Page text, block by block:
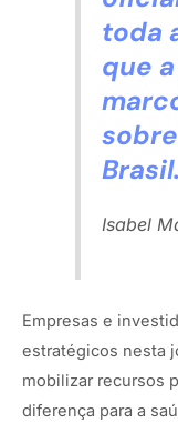
toda
que
Isabel
Empresas e
estratégicos nesta
mobilizar recursos
diferença para a